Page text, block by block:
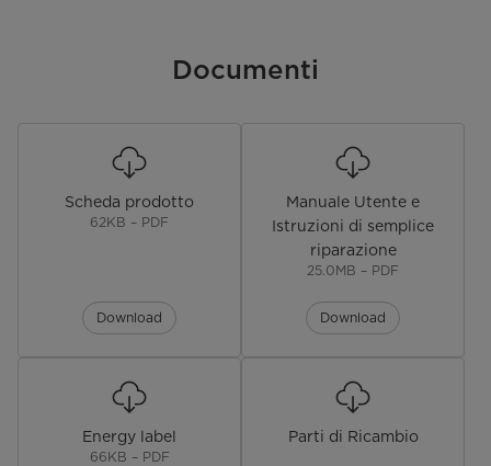
Peso Netto (Kg)
Performance e certificazioni
Compressor
Refrigerante Tipo, (g)
Pretection Against Electric Shock
Documenti
Scheda prodotto
62KB – PDF
Download
Manuale Utente e
Istruzioni di semplice
riparazione
25.0MB – PDF
Download
Energy label
66KB – PDF
Parti di Ricambio